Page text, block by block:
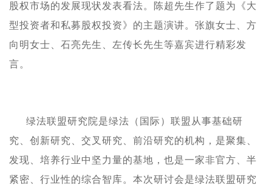
股权市场的发展现状发表看法。陈超先生作了题为《大
型投资者和私募股权投资》的主题演讲。张旗女士、方
向明女士、石亮先生、左传长先生等嘉宾进行精彩发
言。
绿法联盟研究院是绿法 （ 国际） 联盟从事基础研
究、 创新研究
、交叉研究、前沿研究的机构，是聚集、
发现、 培养行业中坚力量的基地 ，也是一家非官方 、半
紧密 、行业性的综合智库。 本次研讨会是绿法联盟研究